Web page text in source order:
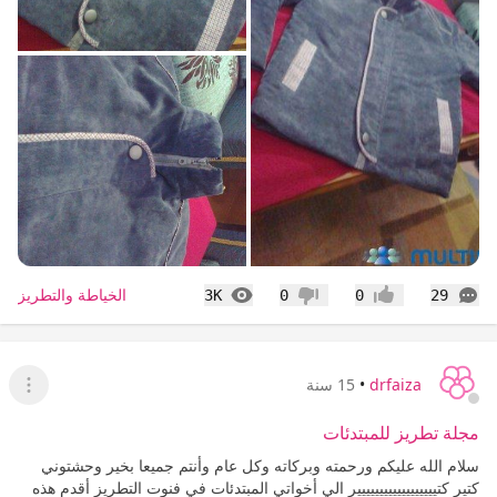
29
التعليقات إعجاب0 عدم إعجاب
0
3K
المشاهدات الخياطة والتطريز
drfaiza
• 15 سنة
عرض
مجلة تطريز للمبتدئات
سلام الله عليكم ورحمته وبركاته وكل عام وأنتم جميعا بخير وحشتوني
كتير كتيييييييييييييييييير الي أخواتي المبتدئات في فنوت التطريز أقدم هذه